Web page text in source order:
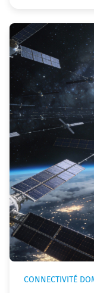
CONNECTIVITÉ